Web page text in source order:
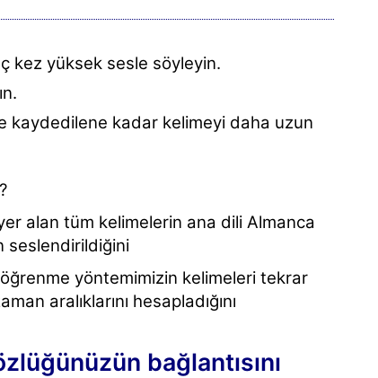
kez yüksek sesle söyleyin.
kaydedilene kadar kelimeyi daha uzun
alan tüm kelimelerin ana dili Almanca
seslendirildiğini
yöntemimizin kelimeleri tekrar
aralıklarını hesapladığını
bağlantısını